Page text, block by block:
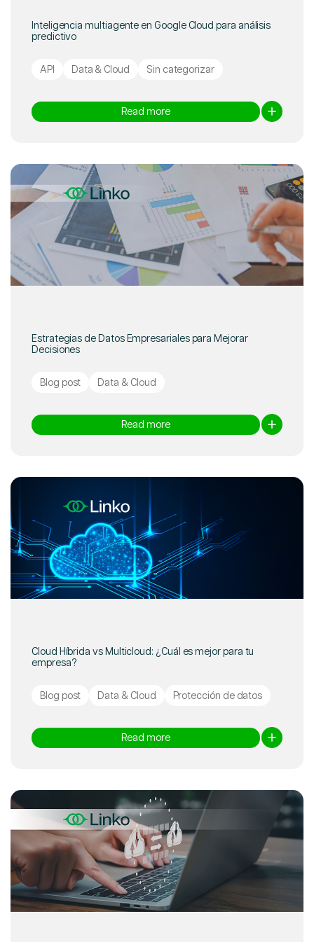
Inteligencia multiagente en Google Cloud para análisis
predictivo
API Data & Cloud Sin categorizar
Read more
Estrategias de Datos Empresariales para Mejorar
Decisiones
Blog post Data & Cloud
Read more
Cloud Híbrida vs Multicloud: ¿Cuál es mejor para tu
empresa?
Blog post Data & Cloud Protección de datos
Read more